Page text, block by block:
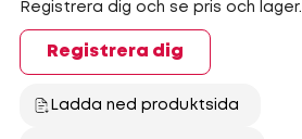
Registrera dig och se pris och lager.
Registrera dig
Ladda ned produktsida